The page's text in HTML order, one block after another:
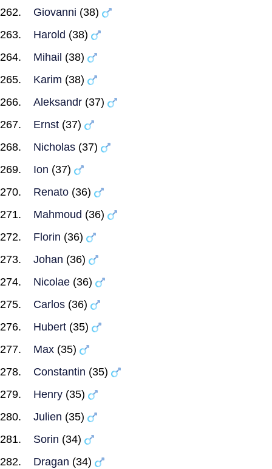
Giovanni (38)
Harold (38)
Mihail (38)
Karim (38)
Aleksandr (37)
Ernst (37)
Nicholas (37)
Ion (37)
Renato (36)
Mahmoud (36)
Florin (36)
Johan (36)
Nicolae (36)
Carlos (36)
Hubert (35)
Max (35)
Constantin (35)
Henry (35)
Julien (35)
Sorin (34)
Dragan (34)